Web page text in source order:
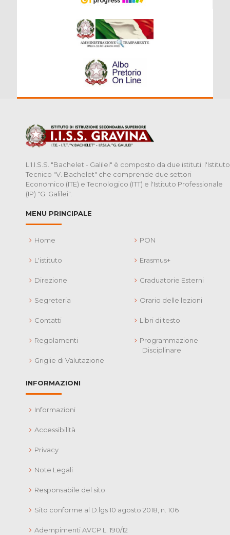
L'I.I.S.S. "Bachelet - Galilei" è composto da due istituti: l'Istituto
Tecnico "V. Bachelet" che comprende due settori
Economico (ITE) e Tecnologico (ITT) e l'Istituto Professionale
(IP) "G. Galilei".
MENU PRINCIPALE
Home
L'istituto
Direzione
Segreteria
Contatti
Regolamenti
Griglie di Valutazione
PON
Erasmus+
Graduatorie Esterni
Orario delle lezioni
Libri di testo
Programmazione
Disciplinare
INFORMAZIONI
Informazioni
Accessibilità
Privacy
Note Legali
Responsabile del sito
Sito conforme al D.lgs 10 agosto 2018, n. 106
Adempimenti AVCP L. 190/12